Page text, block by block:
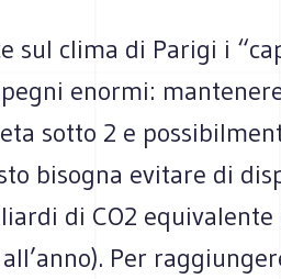
sul clima di Parigi i
enormi:
sotto 2 e
bisogna evitare di
di CO2
Per